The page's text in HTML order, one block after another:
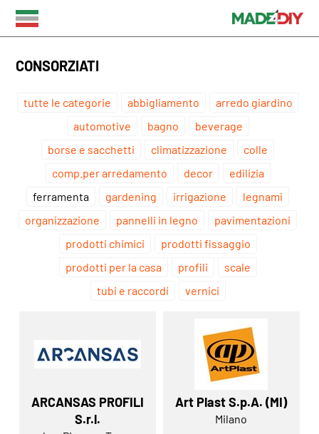
CONSORZIATI
tutte le categorie abbigliamento
arredo giardino
automotive
bagno
beverage
borse e sacchetti
climatizzazione
colle
comp.per arredamento
decor
edilizia
ferramenta
gardening irrigazione
legnami
organizzazione
pannelli in legno
pavimentazioni
prodotti chimici
prodotti fissaggio
prodotti per la casa
profili
scale
tubi e raccordi
vernici
ARCANSAS PROFILI
S.r.l.
Art Plast S.p.A. (MI)
Milano